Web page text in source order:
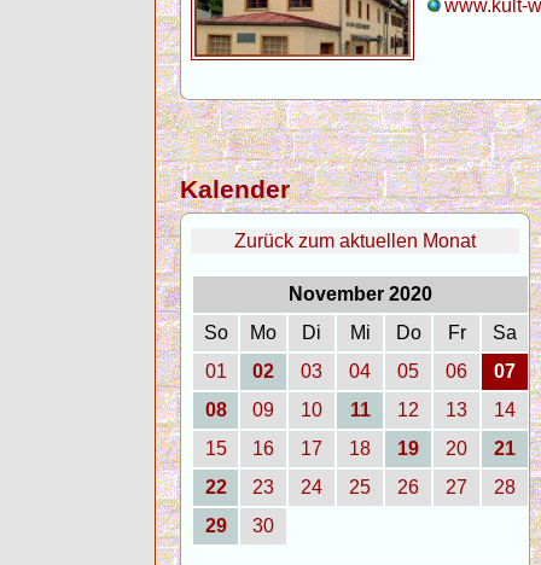
www.kult-
Kalender
Zurück zum aktuellen Monat
November 2020
So
Mo Di Mi Do Fr
Sa
01
02 03 04 05 06
07
08
09 10 11 12 13
14
15
16 17 18 19 20
21
22
23 24 25 26 27
28
29
30